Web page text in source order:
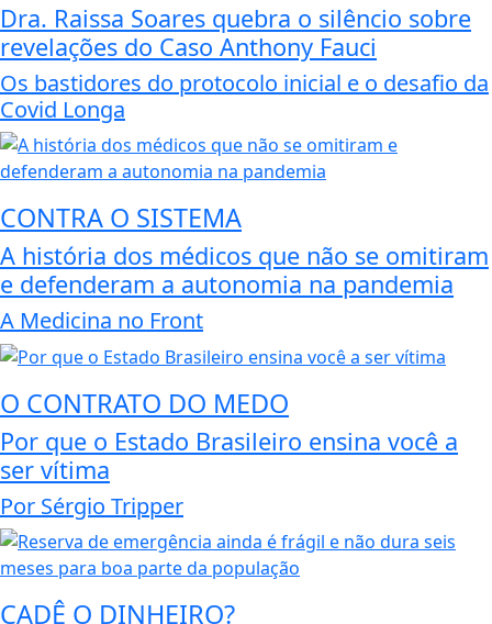
Dra. Raissa Soares quebra o silêncio sobre
revelações do Caso Anthony Fauci
Os bastidores do protocolo inicial e o desafio da
Covid Longa
CONTRA O SISTEMA
A história dos médicos que não se omitiram
e defenderam a autonomia na pandemia
A Medicina no Front
O CONTRATO DO MEDO
Por que o Estado Brasileiro ensina você a
ser vítima
Por Sérgio Tripper
CADÊ O DINHEIRO?